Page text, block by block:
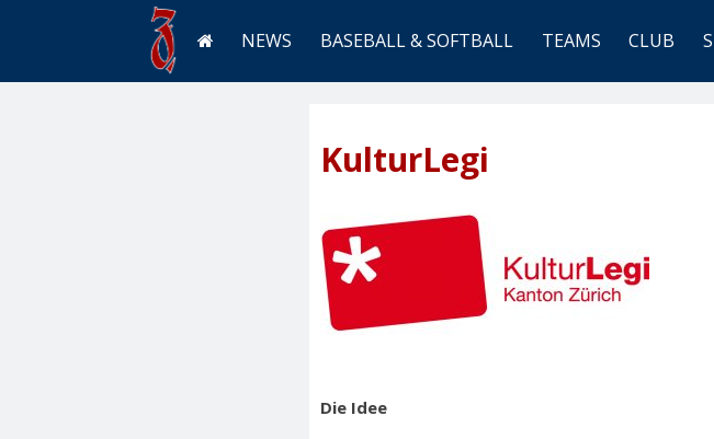
NEWS BASEBALL & SOFTBALL TEAMS CLUB
KulturLegi
Die Idee